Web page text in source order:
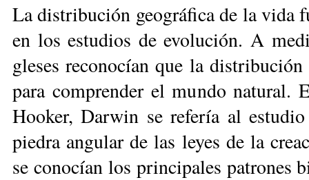
La distribución geográfica de la vi­da
en los estudios de evolución. A
gleses reconocían que la
para comprender el mundo natu­ral.
Hooker, Darwin se refería al
piedra angular de las leyes de la
se conocían los principales patrones